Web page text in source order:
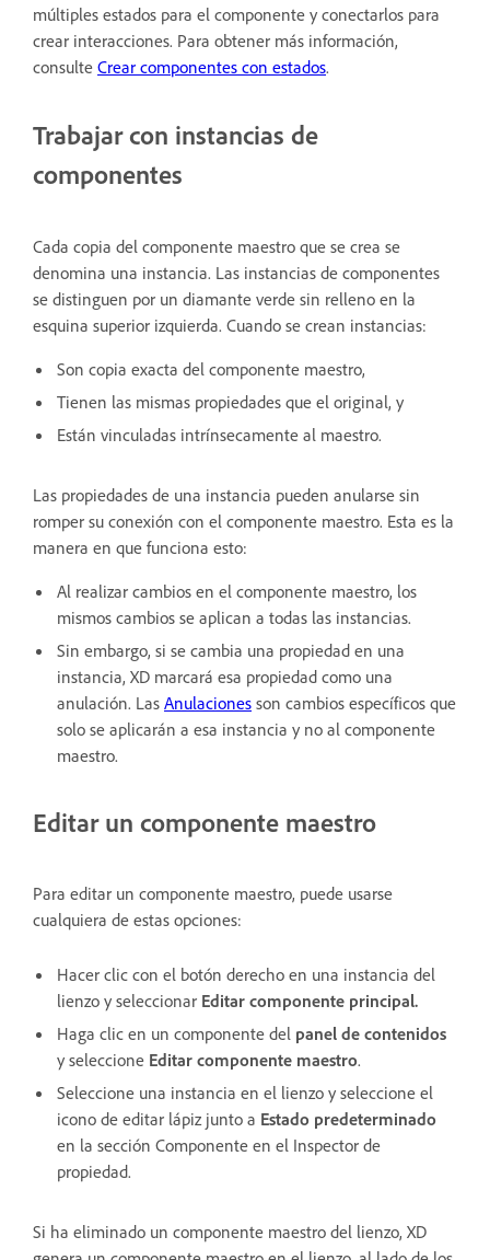
múltiples estados para el componente y conectarlos para
crear interacciones. Para obtener más información,
consulte Crear componentes con estados.
Trabajar con instancias de
componentes
Cada copia del componente maestro que se crea se
denomina una instancia. Las instancias de componentes
se distinguen por un diamante verde sin relleno en la
esquina superior izquierda. Cuando se crean instancias:
Son copia exacta del componente maestro,
Tienen las mismas propiedades que el original, y
Están vinculadas intrínsecamente al maestro.
Las propiedades de una instancia pueden anularse sin
romper su conexión con el componente maestro. Esta es la
manera en que funciona esto:
Al realizar cambios en el componente maestro, los
mismos cambios se aplican a todas las instancias.
Sin embargo, si se cambia una propiedad en una
instancia, XD marcará esa propiedad como una
anulación. Las Anulaciones son cambios específicos que
solo se aplicarán a esa instancia y no al componente
maestro.
Editar un componente maestro
Para editar un componente maestro, puede usarse
cualquiera de estas opciones:
Hacer clic con el botón derecho en una instancia del
lienzo y seleccionar Editar componente principal.
Haga clic en un componente del panel de contenidos
y seleccione Editar componente maestro.
Seleccione una instancia en el lienzo y seleccione el
icono de editar lápiz junto a Estado predeterminado
en la sección Componente en el Inspector de
propiedad.
Si ha eliminado un componente maestro del lienzo, XD